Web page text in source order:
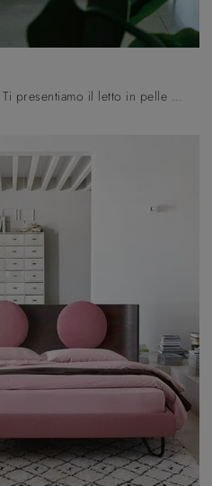
Vuoi rinnovare la zona notte? Ti presentiamo il letto in pelle Kuna di Noctis per spazi design.